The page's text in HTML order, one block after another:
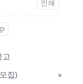
인쇄
고
집)
»